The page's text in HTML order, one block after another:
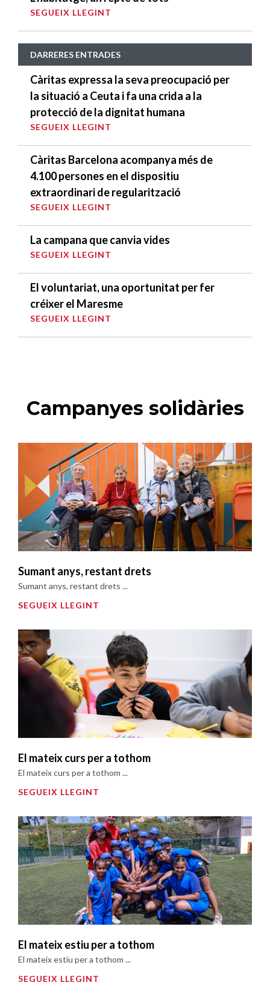
SEGUEIX LLEGINT
DARRERES ENTRADES
Càritas expressa la seva preocupació per
la situació a Ceuta i fa una crida a la
protecció de la dignitat humana
SEGUEIX LLEGINT
Càritas Barcelona acompanya més de
4.100 persones en el dispositiu
extraordinari de regularització
SEGUEIX LLEGINT
La campana que canvia vides
SEGUEIX LLEGINT
El voluntariat, una oportunitat per fer
créixer el Maresme
SEGUEIX LLEGINT
Campanyes solidàries
Sumant anys, restant drets
Sumant anys, restant drets ...
SEGUEIX LLEGINT
El mateix curs per a tothom
El mateix curs per a tothom ...
SEGUEIX LLEGINT
El mateix estiu per a tothom
El mateix estiu per a tothom ...
SEGUEIX LLEGINT